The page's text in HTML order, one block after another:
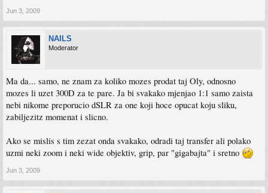
Jun 3, 2009
NAILS
Moderator
Ma da... samo, ne znam za koliko mozes prodat taj Oly, odnosno
mozes li uzet 300D za te pare. Ja bi svakako mjenjao 1:1 samo zaista
nebi nikome preporucio dSLR za one koji hoce opucat koju sliku,
zabiljezitz momenat i slicno.
Ako se mislis s tim zezat onda svakako, odradi taj transfer ali polako
uzmi neki zoom i neki wide objektiv, grip, par "gigabajta" i sretno
Jun 3, 2009